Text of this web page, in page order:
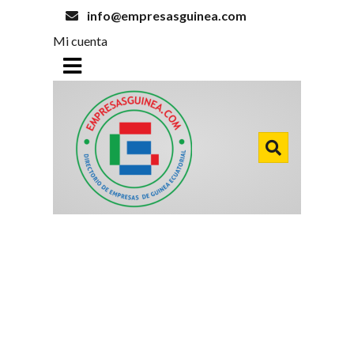
info@empresasguinea.com
Mi cuenta